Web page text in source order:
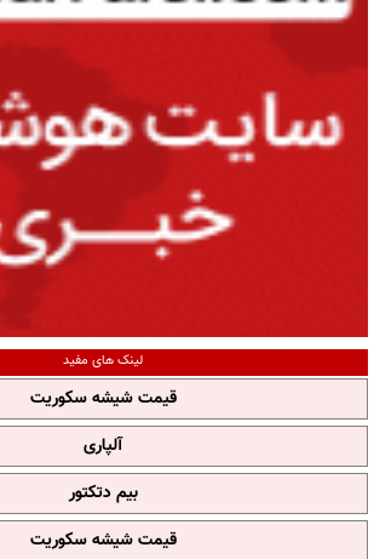
لینک های مفید
قیمت شیشه سکوریت
آلپاری
بیم دتکتور
قیمت شیشه سکوریت